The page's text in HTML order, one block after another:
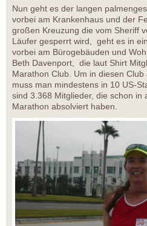
Nun geht es der langen
vorbei am Krankenhaus und der
großen Kreuzung die vom Sheriff
Läufer gesperrt wird, geht es in
vorbei am Bürogebäuden und
Beth Davenport, die laut Shirt
Marathon Club. Um in diesen Club
muss man mindestens in 10 US-
sind 3.368 Mitglieder, die schon in
Marathon absolviert haben.